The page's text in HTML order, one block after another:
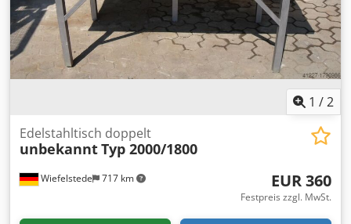
1 /2
Wiefelstede 717 km
Edelstahltisch doppelt
unbekanntTyp 2000/1800
EUR 360
Festpreis zzgl. MwSt.